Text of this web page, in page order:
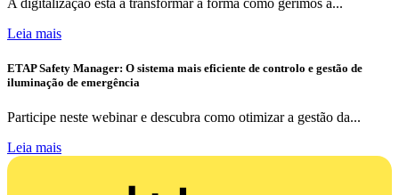
Leia mais
ETAP Safety Manager: O sistema mais eficiente de controlo e gestão de
iluminação de emergência
Participe neste webinar e descubra como otimizar a gestão da...
Leia mais